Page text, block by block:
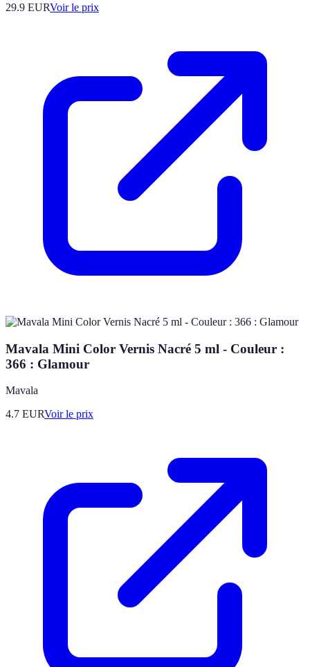
29.9 EURVoir le prix
Mavala Mini Color Vernis Nacré 5 ml - Couleur :
366 : Glamour
Mavala
4.7 EURVoir le prix